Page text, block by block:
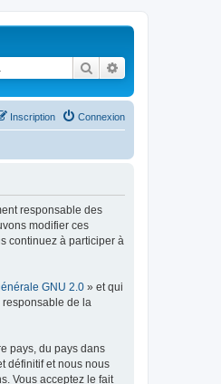
Rechercher
Connexion
Inscription
responsable des
modifier ces
continuez à participer à
GNU 2.0 » et qui
de la
pays, du pays dans
définitif et nous nous
Vous acceptez le fait